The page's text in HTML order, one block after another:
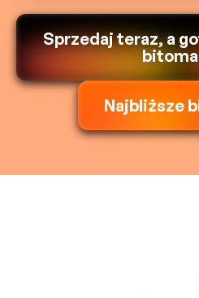
Sprzedaj teraz, a
Najbliższe